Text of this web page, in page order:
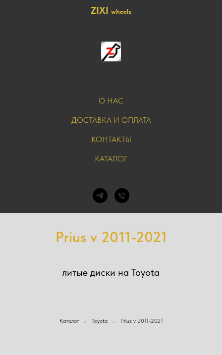
ZIXI wheels
О НАС
ДОСТАВКА И ОПЛАТА
КОНТАКТЫ
КАТАЛОГ
Prius v 2011-2021
литые диски на Toyota
Каталог → Toyota → Prius v 2011-2021